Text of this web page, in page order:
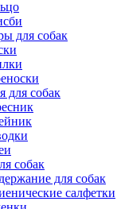
для собак
для собак
собак
для собак
салфетки